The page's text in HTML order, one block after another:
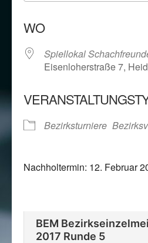
WO
Spiellokal
Eisenloherstraße 7,
Bezirksturniere
Nachholtermin: 12. Februar
BEM
2017 Runde 5